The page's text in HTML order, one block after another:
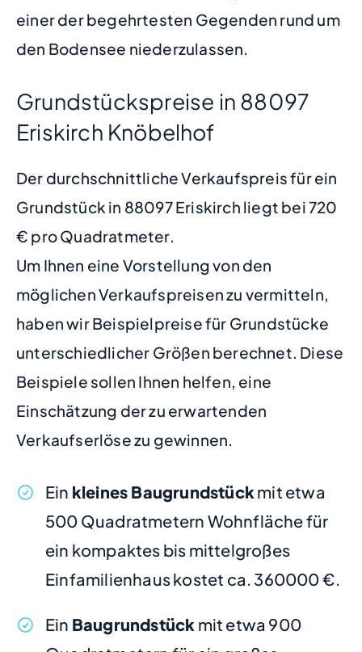
einer der begehrtesten Gegenden rund um
den Bodensee niederzulassen.
Grundstückspreise in 88097
Eriskirch Knöbelhof
Der durchschnittliche Verkaufspreis für ein
Grundstück in 88097 Eriskirch liegt bei 720
€ pro Quadratmeter.
Um Ihnen eine Vorstellung von den
möglichen Verkaufspreisen zu vermitteln,
haben wir Beispielpreise für Grundstücke
unterschiedlicher Größen berechnet. Diese
Beispiele sollen Ihnen helfen, eine
Einschätzung der zu erwartenden
Verkaufserlöse zu gewinnen.
Ein kleines Baugrundstückmit etwa
500 Quadratmetern Wohnfläche für
ein kompaktes bis mittelgroßes
Einfamilienhaus kostet ca. 360000 €.
Ein Baugrundstück mit etwa 900